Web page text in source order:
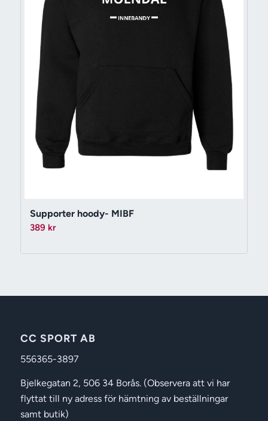
Supporter hoody- MIBF
389 kr
CC SPORT AB
556365-3897
Bjelkegatan 2, 506 34 Borås. (Observera att vi har
flyttat till ny adress för hämtning av beställningar
samt butik)